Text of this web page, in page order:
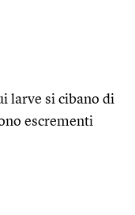
larve si cibano di
escrementi